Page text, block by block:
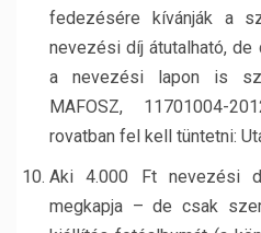
fedezésére kívánják a
nevezési díj átutalható, de
a nevezési lapon is
MAFOSZ, 11701004-
rovatban fel kell tüntetni:
Aki 4.000 Ft nevezési
megkapja – de csak